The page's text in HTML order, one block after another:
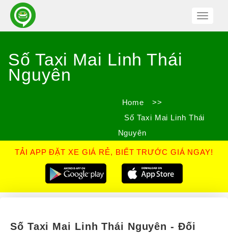
Toggle
Số Taxi Mai Linh Thái
Nguyên
Home
>>
Số Taxi Mai Linh Thái
Nguyên
TẢI APP ĐẶT XE GIÁ RẺ, BIẾT TRƯỚC GIÁ NGAY!
Số Taxi Mai Linh Thái Nguyên - Đối